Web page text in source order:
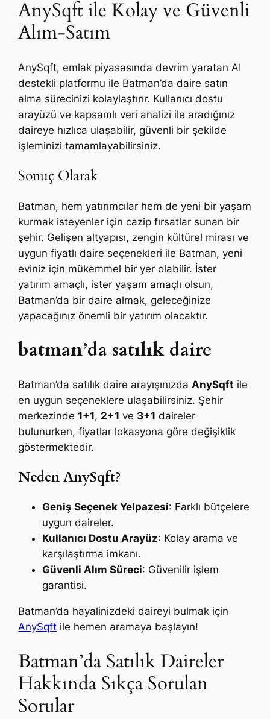
AnySqft ile Kolay ve Güvenli
Alım-Satım
AnySqft, emlak piyasasında devrim yaratan AI
destekli platformu ile Batman’da daire satın
alma sürecinizi kolaylaştırır. Kullanıcı dostu
arayüzü ve kapsamlı veri analizi ile aradığınız
daireye hızlıca ulaşabilir, güvenli bir şekilde
işleminizi tamamlayabilirsiniz.
Sonuç Olarak
Batman, hem yatırımcılar hem de yeni bir yaşam
kurmak isteyenler için cazip fırsatlar sunan bir
şehir. Gelişen altyapısı, zengin kültürel mirası ve
uygun fiyatlı daire seçenekleri ile Batman, yeni
eviniz için mükemmel bir yer olabilir. İster
yatırım amaçlı, ister yaşam amaçlı olsun,
Batman’da bir daire almak, geleceğinize
yapacağınız önemli bir yatırım olacaktır.
batman’da satılık daire
Batman’da satılık daire arayışınızda AnySqft ile
en uygun seçeneklere ulaşabilirsiniz. Şehir
merkezinde1+1, 2+1 ve 3+1 daireler
bulunurken, fiyatlar lokasyona göre değişiklik
göstermektedir.
Neden AnySqft?
Geniş Seçenek Yelpazesi: Farklı bütçelere
uygun daireler.
Kullanıcı Dostu Arayüz: Kolay arama ve
karşılaştırma imkanı.
Güvenli Alım Süreci: Güvenilir işlem
garantisi.
Batman’da hayalinizdeki daireyi bulmak için
AnySqft ile hemen aramaya başlayın!
Batman’da Satılık Daireler
Hakkında Sıkça Sorulan
Sorular